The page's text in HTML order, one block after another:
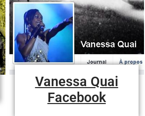
Vanessa Quai
Facebook